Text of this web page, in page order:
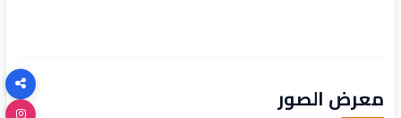
معرض الصور